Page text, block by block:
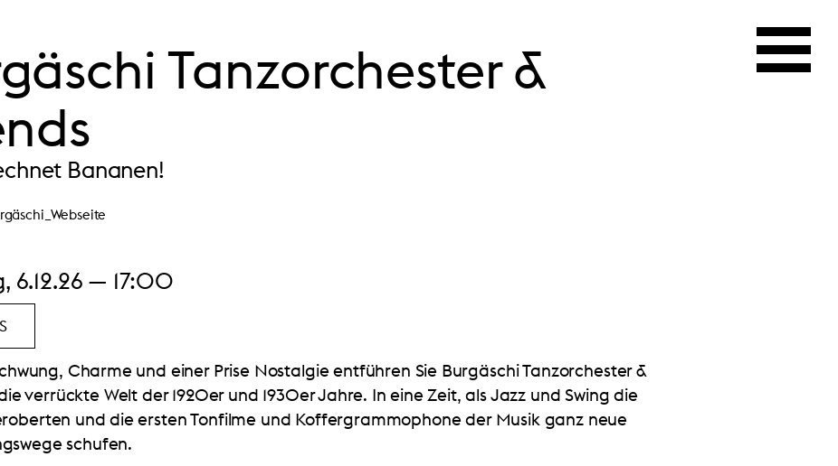
Tanzorchester &
Bananen!
6.12.26 — 17:00
Charme und einer Prise Nostalgie entführen Sie Burgäschi Tanzorchester &
verrückte Welt der 1920er und 1930er Jahre. In eine Zeit, als Jazz und Swing die
und die ersten Tonfilme und Koffergrammophone der Musik ganz neue
schufen.